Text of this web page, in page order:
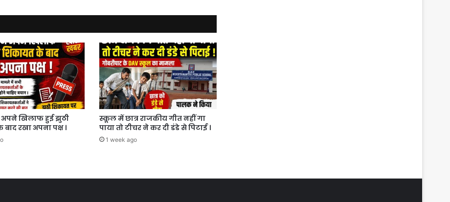
अपने खिलाफ हुई झुठी
रखा अपना पक्ष ।
स्कूल में छात्र राजकीय गीत नहीं गा
पाया तो टीचर ने कर दी डंडे से पिटाई ।
1 week ago